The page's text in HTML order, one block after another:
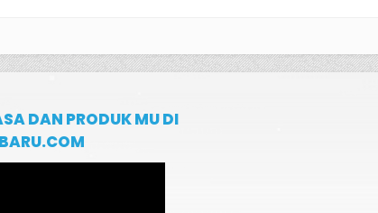
DAN PRODUK MU DI